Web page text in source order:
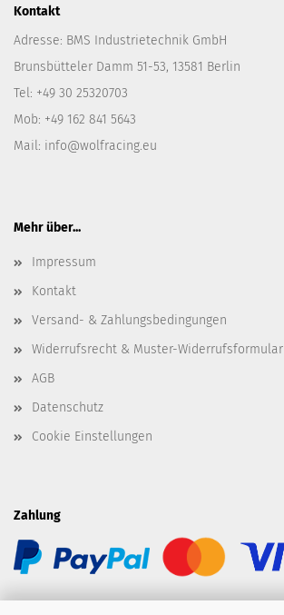
Kontakt
Adresse: BMS Industrietechnik GmbH
Brunsbütteler Damm 51-53, 13581 Berlin
Tel: +49 30 25320703
Mob: +49 162 841 5643
Mail: info@wolfracing.eu
Mehr über...
Impressum
Kontakt
Versand- & Zahlungsbedingungen
Widerrufsrecht & Muster-Widerrufsformular
AGB
Datenschutz
Cookie Einstellungen
Zahlung